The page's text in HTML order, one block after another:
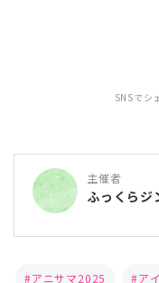
SNSでシ
主催者
ふっくらジ
アニサマ2025 ア